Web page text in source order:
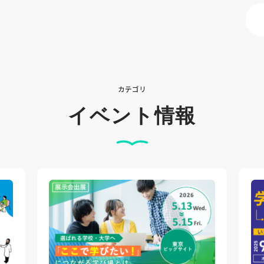
カテゴリ
イベント情報